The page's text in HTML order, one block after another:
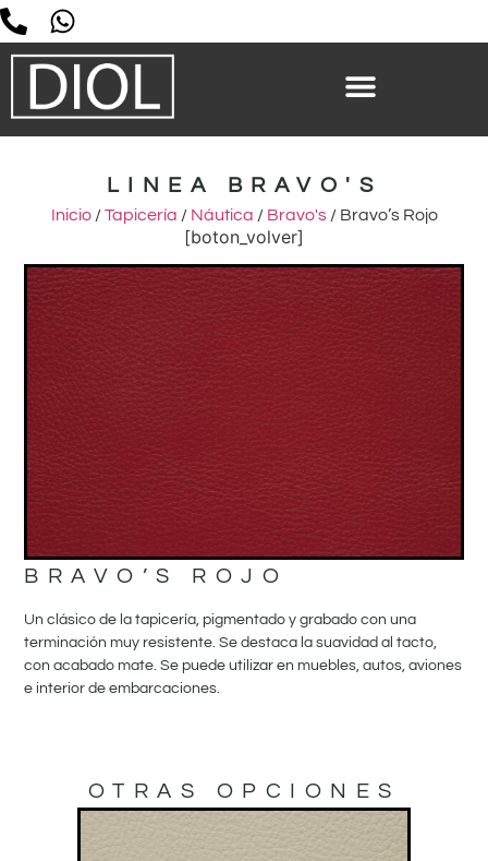
LINEA BRAVO'S
Inicio/Tapicería / Náutica / Bravo's/ Bravo’s Rojo
[boton_volver]
BRAVO’S ROJO
Un clásico de la tapicería, pigmentado y grabado con una
terminación muy resistente. Se destaca la suavidad al tacto,
con acabado mate. Se puede utilizar en muebles, autos, aviones
e interior de embarcaciones.
OTRAS OPCIONES